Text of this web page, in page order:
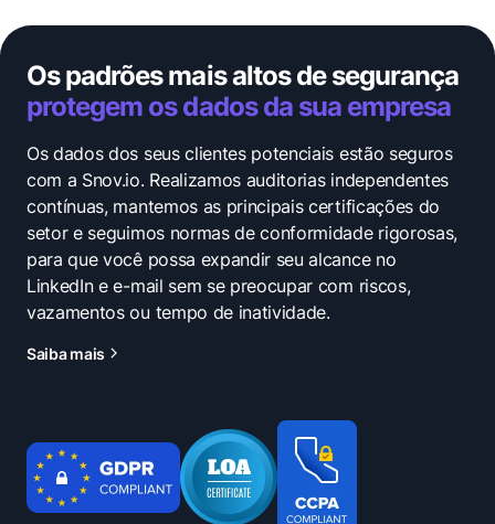
Os padrões mais altos de segurança
protegem os dados da sua empresa
Os dados dos seus clientes potenciais estão seguros
com a Snov.io. Realizamos auditorias independentes
contínuas, mantemos as principais certificações do
setor e seguimos normas de conformidade rigorosas,
para que você possa expandir seu alcance no
LinkedIn e e-mail sem se preocupar com riscos,
vazamentos ou tempo de inatividade.
Saiba mais